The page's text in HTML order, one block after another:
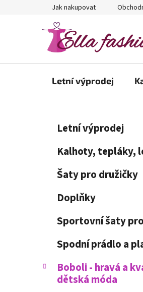
Jak nakupovat
Letní výprodej
n
Přeskočit
kategorie
Letní výprodej
Kalhoty, tepláky,
Šaty pro družičky
Doplňky
Sportovní šaty
Spodní prádlo a
Boboli - hravá a
dětská móda